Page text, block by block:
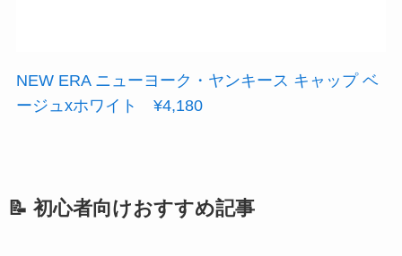
NEW ERA ニューヨーク・ヤンキース キャップ ベ
ージュxホワイト ¥4,180
📝 初心者向けおすすめ記事